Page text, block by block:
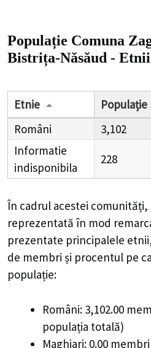
Populație Comuna
Bistrița-Năsăud - Etnii
Etnie Populație
Români
3,102
Informatie
indisponibila
228
În cadrul acestei
reprezentată în mod
prezentate principalele
de membri și procentul pe
populație:
Români: 3,102.00
populația totală)
Maghiari: 0.00